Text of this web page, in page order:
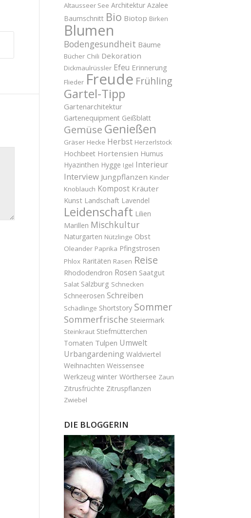
Altausseer See Architektur Azalee
Baumschnitt Bio Biotop Birken
Blumen
Bodengesundheit Bäume
Bücher Chili Dekoration
Dickmaulrüssler Efeu Erinnerung
Flieder Freude Frühling
Gartel-Tipp
Gartenarchitektur
Gartenequipment Geißblatt
Gemüse Genießen
Gräser Hecke Herbst Herzerlstock
Hochbeet Hortensien Humus
Hyazinthen Hygge Igel Interieur
Interview Jungpflanzen Kinder
Knoblauch Kompost Kräuter
Kunst Landschaft Lavendel
Leidenschaft Lilien
Marillen Mischkultur
Naturgarten Nützlinge Obst
Oleander Paprika Pfingstrosen
Phlox Raritäten Rasen Reise
Rhododendron Rosen Saatgut
Salat Salzburg Schnecken
Schneerosen Schreiben
Schädlinge Shortstory Sommer
Sommerfrische Steiermark
Steinkraut Stiefmütterchen
Tomaten Tulpen Umwelt
Urbangardening Waldviertel
Weihnachten Weissensee
Werkzeug winter Wörthersee Zaun
Zitrusfrüchte Zitruspflanzen
Zwiebel
DIE BLOGGERIN